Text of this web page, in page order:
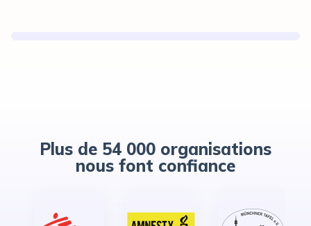
Plus de 54 000 organisations
nous font confiance